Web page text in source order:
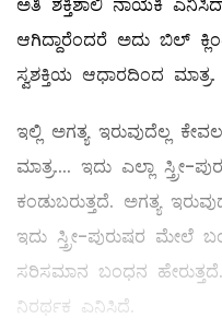
ಅತಿ ಶಕ್ತಿಶಾಲಿ ನಾಯಕಿ
ಆಗಿದ್ದಾರೆಂದರೆ ಅದು ಬಿಲ್
ಸ್ವಶಕ್ತಿಯ ಆಧಾರದಿಂದ ಮಾತ್ರ.
ಇಲ್ಲಿ ಅಗತ್ಯ ಇರುವುದೆಲ್ಲ
ಮಾತ್ರ.... ಇದು ಎಲ್ಲಾ ಸ್ತ್ರೀ-
ಕಂಡುಬರುತ್ತದೆ. ಅಗತ್ಯ
ಇದು ಸ್ತ್ರೀ-ಪುರುಷರ ಮೇಲೆ
ಸರಿಸಮಾನ ಬಂಧನ
ನಿರರ್ಥಕ ಎನಿಸಿದೆ.